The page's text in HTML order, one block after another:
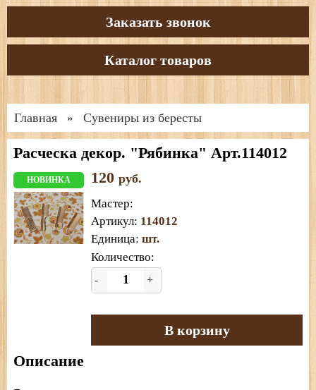
Заказать звонок
Каталог товаров
Главная » Сувениры из бересты
Расческа декор. "Рябинка" Арт.114012
НОВИНКА 120 руб.
Мастер:
Артикул: 114012
Единица: шт.
Количество:
- +
В корзину
Описание